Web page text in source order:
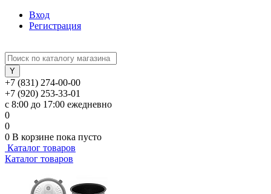
Вход
Регистрация
+7 (831) 274-00-00
+7 (920) 253-33-01
с 8:00 до 17:00 ежедневно
0
0
0 В корзине пока пусто
Каталог товаров
Каталог товаров